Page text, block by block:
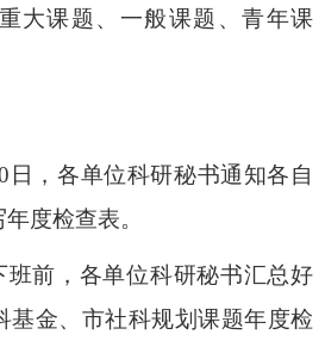
大课题、一般课题、青年课
日，各单位科研秘书通知各自
度检查表。
班前，各单位科研秘书汇总好
基金、市社科规划课题年度检